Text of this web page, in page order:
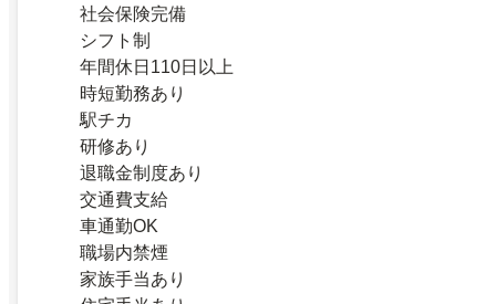
社会保険完備
シフト制
年間休日110日以上
時短勤務あり
駅チカ
研修あり
退職金制度あり
交通費支給
車通勤OK
職場内禁煙
家族手当あり